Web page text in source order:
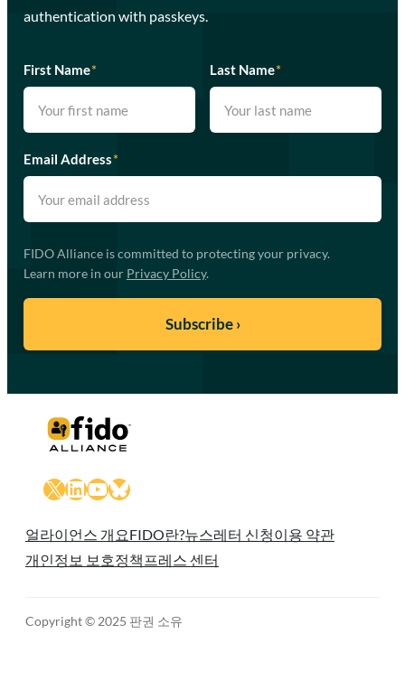
authentication with passkeys.
First Name* Last Name*
Email Address*
FIDO Alliance is committed to protecting your privacy.
Learn more in our Privacy Policy.
X LinkedIn
YouTube
Bluesky
얼라이언스 개요FIDO란?뉴스레터 신청이용 약관
개인정보 보호정책 프레스 센터
Copyright © 2025 판권 소유